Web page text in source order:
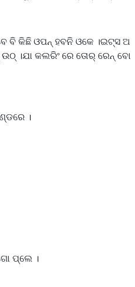
ବି କିଛି ଓପନ୍ ହବନି ଓକେ ।ଇଟ୍ସ ଅ
।ଯା କଲରିଂ ରେ ତୋର୍ ରେନ୍ ବୋ
।
ପ୍ଲେ ।